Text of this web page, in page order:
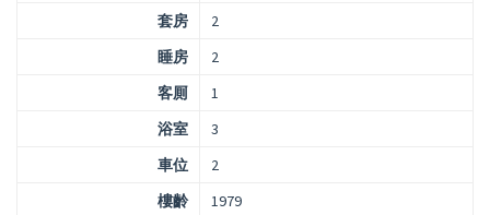
套房
2
睡房
2
客厠
1
浴室
3
車位
2
樓齡
1979